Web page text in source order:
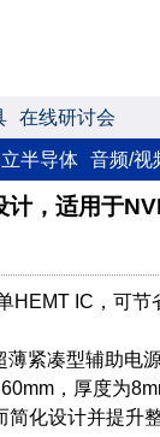
在线研讨会
半导体 音频/视
，适用于
IC，可
紧凑型辅助
，厚度为
化设计并提